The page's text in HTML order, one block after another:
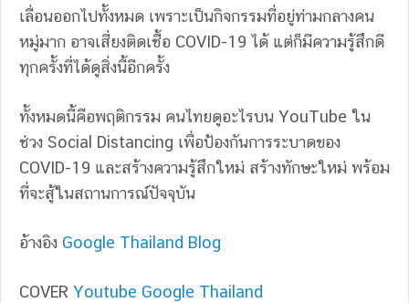
เลื่อนออกไปทั้งหมด เพราะเป็นกิจกรรมที่อยู่ท่ามกลางคน
หมู่มาก อาจเสี่ยงติดเชื้อ COVID-19 ได้ แต่ก็มีความรู้สึกดี
ทุกครั้งที่ได้ดูสิ่งนี้อีกครั้ง
ทั้งหมดนี้คือพฤติกรรม คนไทยดูอะไรบน YouTube ใน
ช่วง Social Distancing เพื่อป้องกันการระบาดของ
COVID-19 และสร้างความรู้สึกใหม่ สร้างทักษะใหม่ พร้อม
ที่จะสู้ในสถานการณ์ปัจจุบัน
อ้างอิง Google Thailand Blog
COVER Youtube Google Thailand